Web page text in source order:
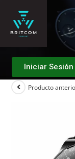
Iniciar Sesión
Producto